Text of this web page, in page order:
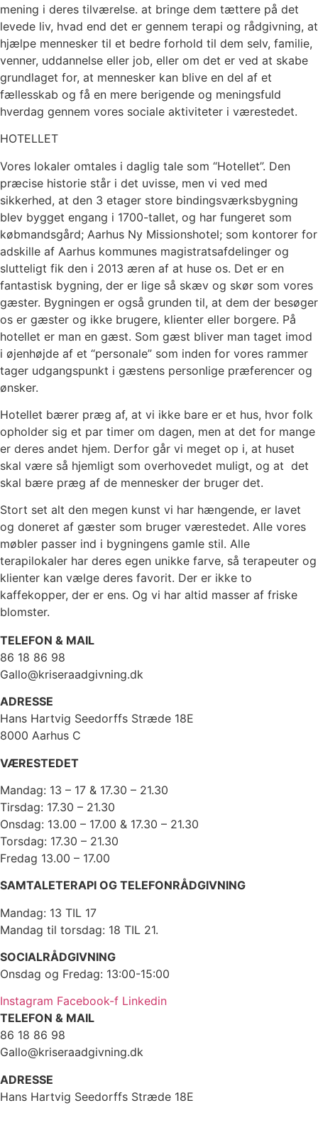
mening i deres tilværelse. at bringe dem tættere på det
levede liv, hvad end det er gennem terapi og rådgivning, at
hjælpe mennesker til et bedre forhold til dem selv, familie,
venner, uddannelse eller job, eller om det er ved at skabe
grundlaget for, at mennesker kan blive en del af et
fællesskab og få en mere berigende og meningsfuld
hverdag gennem vores sociale aktiviteter i værestedet.
HOTELLET
Vores lokaler omtales i daglig tale som “Hotellet”. Den
præcise historie står i det uvisse, men vi ved med
sikkerhed, at den 3 etager store bindingsværksbygning
blev bygget engang i 1700-tallet, og har fungeret som
købmandsgård; Aarhus Ny Missionshotel; som kontorer for
adskille af Aarhus kommunes magistratsafdelinger og
slutteligt fik den i 2013 æren af at huse os. Det er en
fantastisk bygning, der er lige så skæv og skør som vores
gæster. Bygningen er også grunden til, at dem der besøger
os er gæster og ikke brugere, klienter eller borgere. På
hotellet er man en gæst. Som gæst bliver man taget imod
i øjenhøjde af et “personale” som inden for vores rammer
tager udgangspunkt i gæstens personlige præferencer og
ønsker.
Hotellet bærer præg af, at vi ikke bare er et hus, hvor folk
opholder sig et par timer om dagen, men at det for mange
er deres andet hjem. Derfor går vi meget op i, at huset
skal være så hjemligt som overhovedet muligt, og at det
skal bære præg af de mennesker der bruger det.
Stort set alt den megen kunst vi har hængende, er lavet
og doneret af gæster som bruger værestedet. Alle vores
møbler passer ind i bygningens gamle stil. Alle
terapilokaler har deres egen unikke farve, så terapeuter og
klienter kan vælge deres favorit. Der er ikke to
kaffekopper, der er ens. Og vi har altid masser af friske
blomster.
TELEFON & MAIL
86 18 86 98
Gallo@kriseraadgivning.dk
ADRESSE
Hans Hartvig Seedorffs Stræde 18E
8000 Aarhus C
VÆRESTEDET
Mandag: 13 – 17 & 17.30 – 21.30
Tirsdag: 17.30 – 21.30
Onsdag: 13.00 – 17.00 & 17.30 – 21.30
Torsdag: 17.30 – 21.30
Fredag 13.00 – 17.00
SAMTALETERAPI OG TELEFONRÅDGIVNING
Mandag: 13 TIL 17
Mandag til torsdag: 18 TIL 21.
SOCIALRÅDGIVNING
Onsdag og Fredag: 13:00-15:00
Instagram Facebook-f Linkedin
TELEFON & MAIL
86 18 86 98
Gallo@kriseraadgivning.dk
ADRESSE
Hans Hartvig Seedorffs Stræde 18E